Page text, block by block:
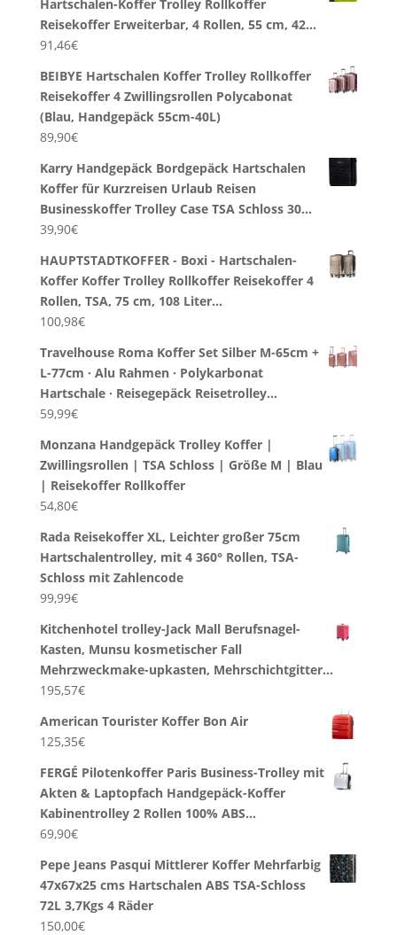
Hartschalen-Koffer Trolley Rollkoffer
Reisekoffer Erweiterbar, 4 Rollen, 55 cm, 42…
91,46€
BEIBYE Hartschalen Koffer Trolley Rollkoffer
Reisekoffer 4 Zwillingsrollen Polycabonat
(Blau, Handgepäck 55cm-40L)
89,90€
Karry Handgepäck Bordgepäck Hartschalen
Koffer für Kurzreisen Urlaub Reisen
Businesskoffer Trolley Case TSA Schloss 30…
39,90€
HAUPTSTADTKOFFER - Boxi - Hartschalen-
Koffer Koffer Trolley Rollkoffer Reisekoffer 4
Rollen, TSA, 75 cm, 108 Liter…
100,98€
Travelhouse Roma Koffer Set Silber M-65cm +
L-77cm · Alu Rahmen · Polykarbonat
Hartschale · Reisegepäck Reisetrolley…
59,99€
Monzana Handgepäck Trolley Koffer |
Zwillingsrollen | TSA Schloss | Größe M | Blau
| Reisekoffer Rollkoffer
54,80€
Rada Reisekoffer XL, Leichter großer 75cm
Hartschalentrolley, mit 4 360° Rollen, TSA-
Schloss mit Zahlencode
99,99€
Kitchenhotel trolley-Jack Mall Berufsnagel-
Kasten, Munsu kosmetischer Fall
Mehrzweckmake-upkasten, Mehrschichtgitter…
195,57€
American Tourister Koffer Bon Air
125,35€
FERGÉ Pilotenkoffer Paris Business-Trolley mit
Akten & Laptopfach Handgepäck-Koffer
Kabinentrolley 2 Rollen 100% ABS…
69,90€
Pepe Jeans Pasqui Mittlerer Koffer Mehrfarbig
47x67x25 cms Hartschalen ABS TSA-Schloss
72L 3,7Kgs 4 Räder
150,00€